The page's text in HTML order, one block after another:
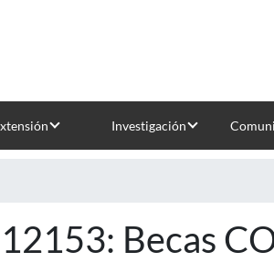
Investigación
Becas